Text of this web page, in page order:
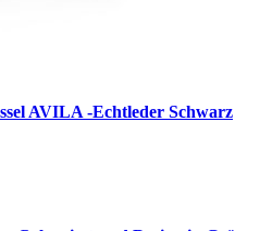
AVILA -Echtleder Schwarz